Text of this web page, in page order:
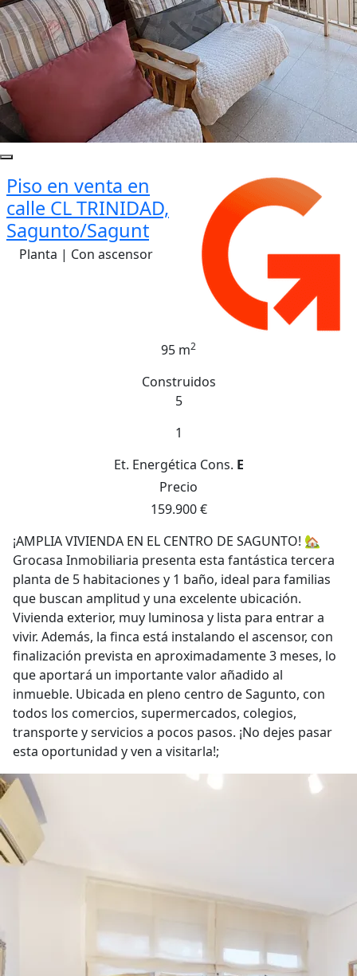
Piso en venta en
calle CL TRINIDAD,
Sagunto/Sagunt
Planta | Con ascensor
95 m2
Construidos
5
1
Et. Energética Cons. E
Precio
159.900 €
¡AMPLIA VIVIENDA EN EL CENTRO DE SAGUNTO! 🏡
Grocasa Inmobiliaria presenta esta fantástica tercera
planta de 5 habitaciones y 1 baño, ideal para familias
que buscan amplitud y una excelente ubicación.
Vivienda exterior, muy luminosa y lista para entrar a
vivir. Además, la finca está instalando el ascensor, con
finalización prevista en aproximadamente 3 meses, lo
que aportará un importante valor añadido al
inmueble. Ubicada en pleno centro de Sagunto, con
todos los comercios, supermercados, colegios,
transporte y servicios a pocos pasos. ¡No dejes pasar
esta oportunidad y ven a visitarla!;